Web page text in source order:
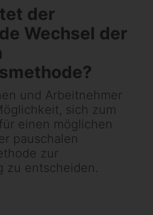
der
Wechsel der
und Arbeitnehmer
sich zum
einen möglichen
pauschalen
zur
zu entscheiden.